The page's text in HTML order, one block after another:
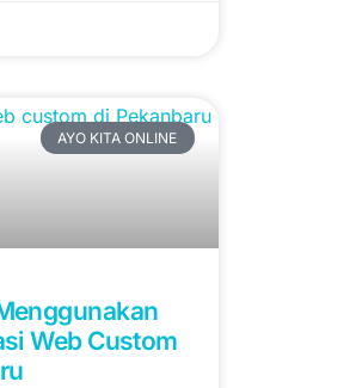
AYO KITA ONLINE
Web Custom